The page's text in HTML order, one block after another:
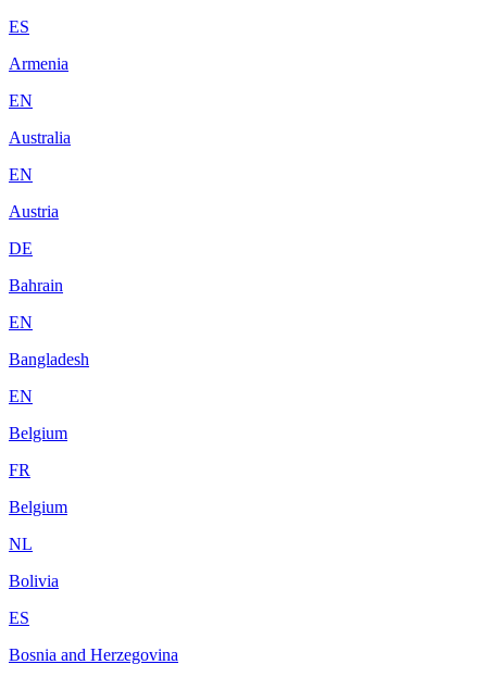
ES
Armenia
EN
Australia
EN
Austria
DE
Bahrain
EN
Bangladesh
EN
Belgium
FR
Belgium
NL
Bolivia
ES
Bosnia and Herzegovina